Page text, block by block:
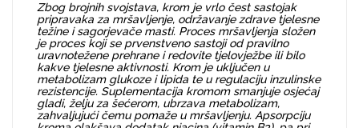
Zbog brojnih svojstava, krom je vrlo čest sastojak
pripravaka za mršavljenje, održavanje zdrave tjelesne
težine i sagorjevače masti. Proces mršavljenja složen
je proces koji se prvenstveno sastoji od pravilno
uravnotežene prehrane i redovite tjelovježbe ili bilo
kakve tjelesne aktivnosti. Krom je uključen u
metabolizam glukoze i lipida te u regulaciju inzulinske
rezistencije. Suplementacija kromom smanjuje osjećaj
gladi, želju za šećerom, ubrzava metabolizam,
zahvaljujući čemu pomaže u mršavljenju. Apsorpciju